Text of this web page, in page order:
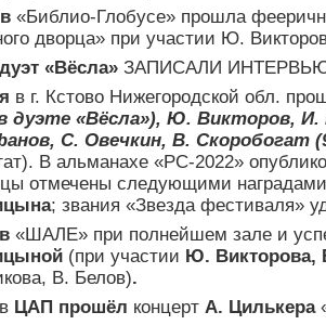
«Библио-Глобусе» прошла
дворца» при участии Ю.
«Вёсла» ЗАПИСАЛИ
в г. Кстово Нижегородской обл.
дуэте «Вёсла»), Ю. Викторов, И.
С. Овечкин, В. Скоробогат
В альманахе «РС-2022»
отмечены следующими
; звания «Звезда фестиваля»
«ШАЛЕ» при полнейшем зале и
(при участии Ю. Викторова,
В. Белов).
в ЦАП прошёл концерт А. Цилькера